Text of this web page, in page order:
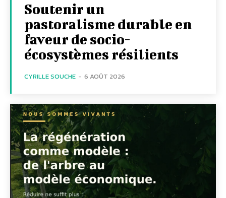
Soutenir un
pastoralisme durable en
faveur de socio-
écosystèmes résilients
CYRILLE SOUCHE - 6 AOÛT 2026